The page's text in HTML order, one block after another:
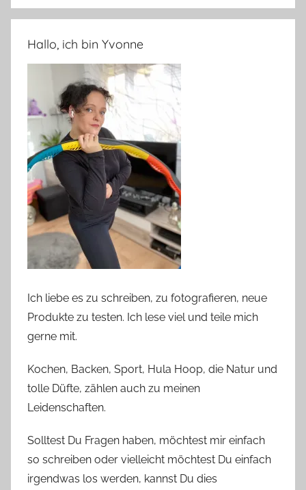
Hallo, ich bin Yvonne
Ich liebe es zu schreiben, zu fotografieren, neue
Produkte zu testen. Ich lese viel und teile mich
gerne mit.
Kochen, Backen, Sport, Hula Hoop, die Natur und
tolle Düfte, zählen auch zu meinen
Leidenschaften.
Solltest Du Fragen haben, möchtest mir einfach
so schreiben oder vielleicht möchtest Du einfach
irgendwas los werden, kannst Du dies